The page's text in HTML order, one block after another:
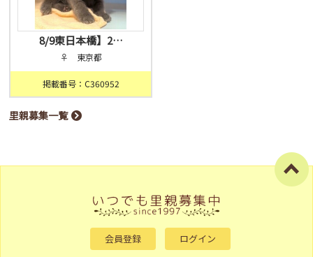
8/9東日本橋】2…
♀ 東京都
掲載番号：C360952
里親募集一覧
会員登録 ログイン